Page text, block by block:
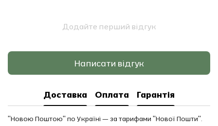
Додайте перший відгук
Написати відгук
Доставка Оплата Гарантія
"Новою Поштою" по Україні — за тарифами "Нової Пошти".